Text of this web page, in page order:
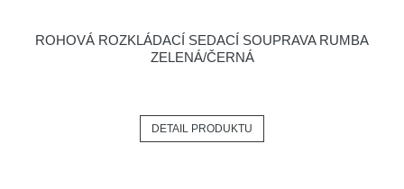
ROHOVÁ ROZKLÁDACÍ SEDACÍ SOUPRAVA RUMBA
ZELENÁ/ČERNÁ
DETAIL PRODUKTU